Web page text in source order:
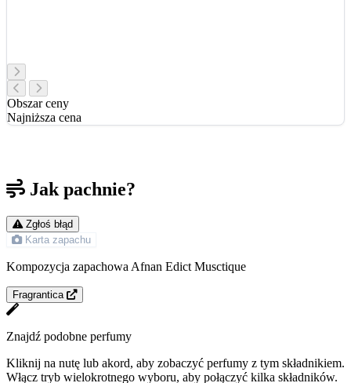
Obszar ceny
Najniższa cena
Jak pachnie?
Zgłoś błąd
Karta zapachu
Kompozycja zapachowa Afnan Edict Musctique
Fragrantica
Znajdź podobne perfumy
Kliknij na nutę lub akord, aby zobaczyć perfumy z tym składnikiem.
Włącz tryb wielokrotnego wyboru, aby połączyć kilka składników.